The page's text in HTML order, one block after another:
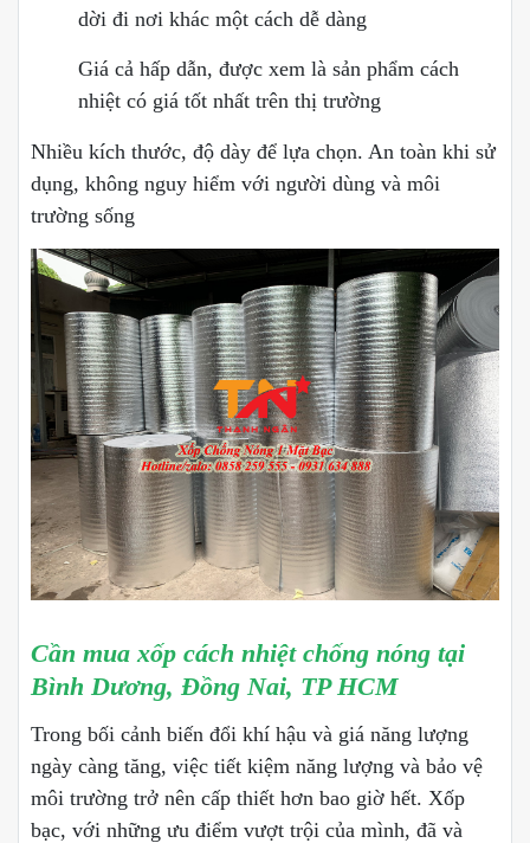
dời đi nơi khác một cách dễ dàng
Giá cả hấp dẫn, được xem là sản phẩm cách
nhiệt có giá tốt nhất trên thị trường
Nhiều kích thước, độ dày để lựa chọn. An toàn khi sử
dụng, không nguy hiểm với người dùng và môi
trường sống
Cần mua xốp cách nhiệt chống nóng tại
Bình Dương, Đồng Nai, TP HCM
Trong bối cảnh biến đổi khí hậu và giá năng lượng
ngày càng tăng, việc tiết kiệm năng lượng và bảo vệ
môi trường trở nên cấp thiết hơn bao giờ hết. Xốp
bạc, với những ưu điểm vượt trội của mình, đã và